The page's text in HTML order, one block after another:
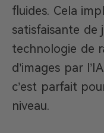
fluides. Cela
satisfaisante de
technologie de
d’images par
c’est parfait
niveau.